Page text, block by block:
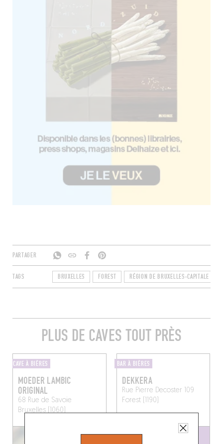
PARTAGER
TAGS BRUXELLES FOREST RÉGION DE BRUXELLES-CAPITALE
PLUS DE CAVES TOUT PRÈS
CAVE À BIÈRES
MOEDER LAMBIC
ORIGINAL
68 Rue de Savoie
Bruxelles (1060)
BAR À BIÈRES
DEKKERA
Rue Pierre Decoster 109
Forest (1190)